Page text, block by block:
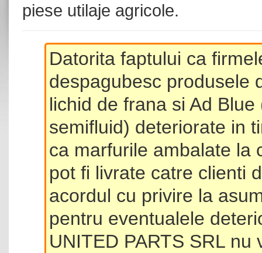
piese utilaje agricole.
Datorita faptului ca
despagubesc produsele
lichid de frana si Ad
semifluid) deteriorate in
ca marfurile ambalate la
pot fi livrate catre clienti
acordul cu privire la
pentru eventualele
UNITED PARTS SRL